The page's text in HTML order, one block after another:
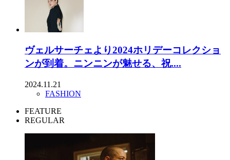
ヴェルサーチェより2024ホリデーコレクショ
ンが到着。ニンニンが魅せる、祝....
2024.11.21
FASHION
FEATURE
REGULAR